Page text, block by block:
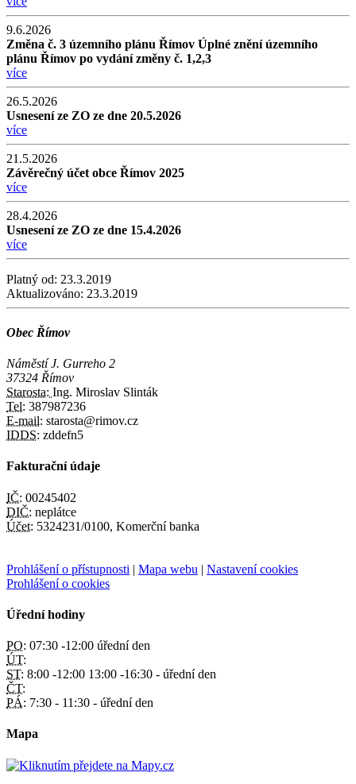
9.6.2026
Změna č. 3 územního plánu Římov Úplné znění územního
plánu Římov po vydání změny č. 1,2,3
více
26.5.2026
Usnesení ze ZO ze dne 20.5.2026
více
21.5.2026
Závěrečný účet obce Římov 2025
více
28.4.2026
Usnesení ze ZO ze dne 15.4.2026
více
Platný od: 23.3.2019
Aktualizováno: 23.3.2019
Obec Římov
Náměstí J. Gurreho 2
37324 Římov
Starosta: Ing. Miroslav Slinták
Tel: 387987236
E-mail: starosta@rimov.cz
IDDS: zddefn5
Fakturační údaje
IČ: 00245402
DIČ: neplátce
Účet: 5324231/0100, Komerční banka
Prohlášení o přístupnosti | Mapa webu | Nastavení cookies
Prohlášení o cookies
Úřední hodiny
PO: 07:30 -12:00 úřední den
ÚT:
ST: 8:00 -12:00 13:00 -16:30 - úřední den
ČT:
PÁ: 7:30 - 11:30 - úřední den
Mapa